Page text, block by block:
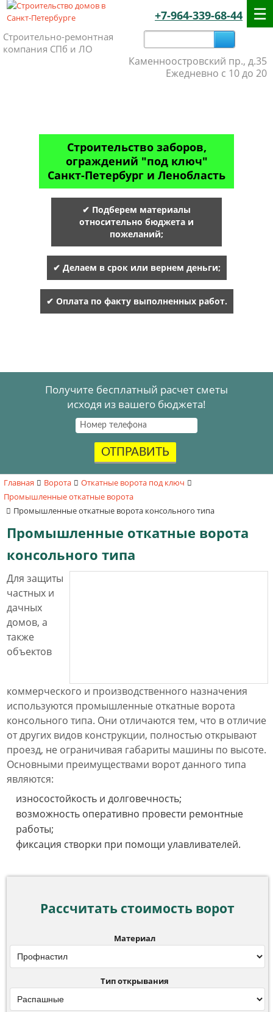
+7-964-339-68-44
Строительно-ремонтная
компания СПб и ЛО
Каменноостровский пр., д.35
Ежедневно с 10 до 20
Строительство заборов,
ограждений "под ключ"
Санкт-Петербург и Ленобласть
✔ Подберем материалы
относительно бюджета и
пожеланий;
✔ Делаем в срок или вернем деньги;
✔ Оплата по факту выполненных работ.
Получите бесплатный расчет сметы
исходя из вашего бюджета!
ОТПРАВИТЬ
Главная Ворота
Откатные ворота под ключ
Промышленные откатные ворота
Промышленные откатные ворота консольного типа
Промышленные откатные ворота
консольного типа
Для защиты
частных и
дачных
домов, а
также
объектов
коммерческого и производственного назначения
используются промышленные откатные ворота
консольного типа. Они отличаются тем, что в отличие
от других видов конструкции, полностью открывают
проезд, не ограничивая габариты машины по высоте.
Основными преимуществами ворот данного типа
являются:
износостойкость и долговечность;
возможность оперативно провести ремонтные
работы;
фиксация створки при помощи улавливателей.
Рассчитать стоимость ворот
Материал
Тип открывания